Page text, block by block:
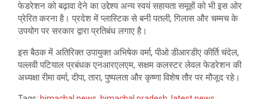
फेडरेशन को बढ़ावा देने का उद्देश्य अन्य स्वयं सहायता समूहों को भी इस ओर
प्रेरित करना है। प्रदेश में प्लास्टिक से बनी पतली, गिलास और चम्मच के
उपयोग पर सरकार द्वारा प्रतिबंध लगाए है।
इस बैठक में अतिरिक्त उपायुक्त अभिषेक वर्मा, पीओ डीआरडीए कीर्ति चंदेल,
पल्लवी पटियाल प्रबंधक एनआरएलएम, सक्षम कलस्टर लेवल फेडरेशन की
अध्यक्षा रीमा वर्मा, दीपा, तारा, पुष्पलता और कृष्णा विशेष तौर पर मौजूद रहे।